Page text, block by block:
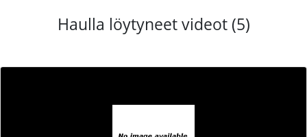
Haulla löytyneet videot (5)